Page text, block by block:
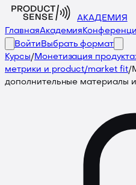
АКАДЕМИЯ
ГлавнаяАкадемия
Войти Выбрать формат
Курсы/ Монетизация
метрики и product/market fit/
дополнительные материалы